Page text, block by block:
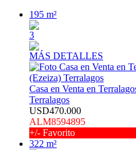
195 m²
3
MÁS DETALLES
Casa en Venta en
Terralagos
USD470.000
ALM8594895
+/- Favorito
322 m²